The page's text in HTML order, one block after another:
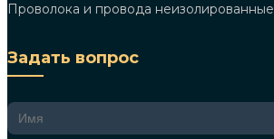
Проволока и провода неизолированные
Задать вопрос